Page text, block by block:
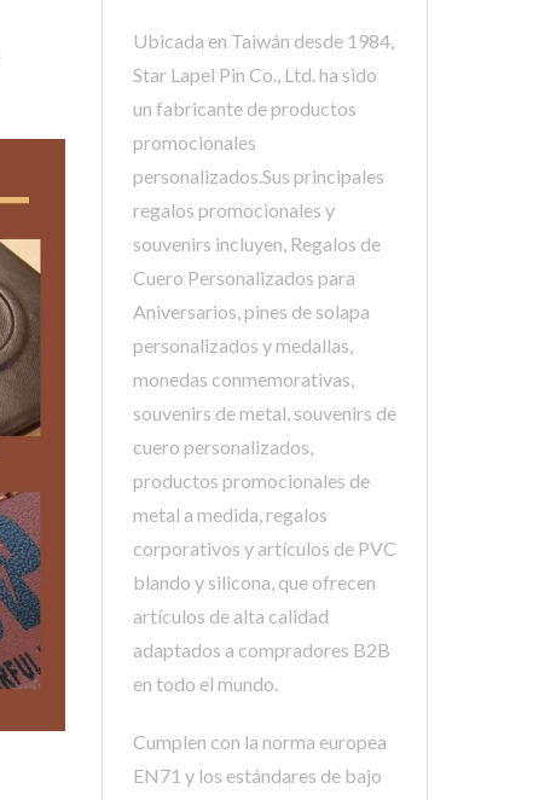
Ubicada en Taiwán desde 1984,
Star Lapel Pin Co., Ltd. ha sido
un fabricante de productos
promocionales
personalizados.Sus principales
regalos promocionales y
souvenirs incluyen, Regalos de
Cuero Personalizados para
Aniversarios, pines de solapa
personalizados y medallas,
monedas conmemorativas,
souvenirs de metal, souvenirs de
cuero personalizados,
productos promocionales de
metal a medida, regalos
corporativos y artículos de PVC
blando y silicona, que ofrecen
artículos de alta calidad
adaptados a compradores B2B
en todo el mundo.
Cumplen con la norma europea
EN71 y los estándares de bajo